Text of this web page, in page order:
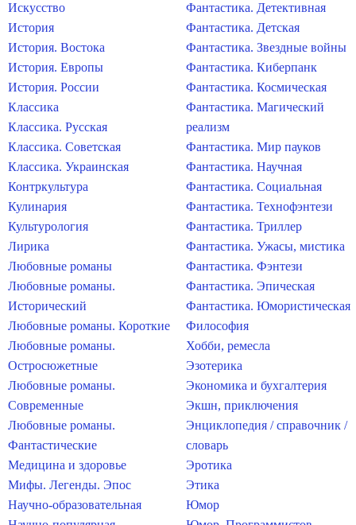
Искусство
История
История. Востока
История. Европы
История. России
Классика
Классика. Русская
Классика. Советская
Классика. Украинская
Контркультура
Кулинария
Культурология
Лирика
Любовные романы
Любовные романы.
Исторический
Любовные романы. Короткие
Любовные романы.
Остросюжетные
Любовные романы.
Современные
Любовные романы.
Фантастические
Медицина и здоровье
Мифы. Легенды. Эпос
Научно-образовательная
Фантастика. Детективная
Фантастика. Детская
Фантастика. Звездные войны
Фантастика. Киберпанк
Фантастика. Космическая
Фантастика. Магический
реализм
Фантастика. Мир пауков
Фантастика. Научная
Фантастика. Социальная
Фантастика. Технофэнтези
Фантастика. Триллер
Фантастика. Ужасы, мистика
Фантастика. Фэнтези
Фантастика. Эпическая
Фантастика. Юмористическая
Философия
Хобби, ремесла
Эзотерика
Экономика и бухгалтерия
Экшн, приключения
Энциклопедия / справочник /
словарь
Эротика
Этика
Юмор